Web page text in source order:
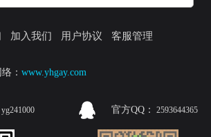
加入我们 用户协议 客服管理
络：www.yhgay.com
yg241000 官方QQ： 2593644365